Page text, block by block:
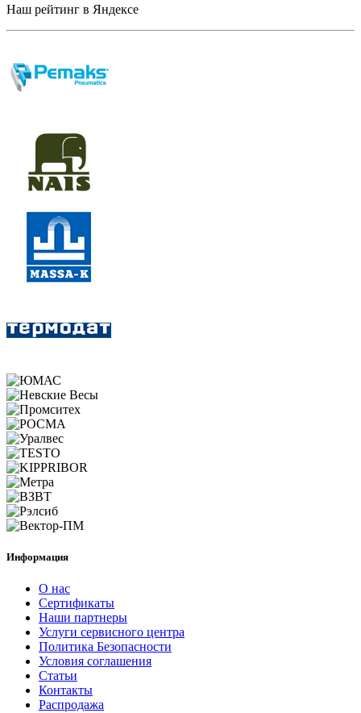
Наш рейтинг в Яндексе
Информация
О нас
Сертификаты
Наши партнеры
Услуги сервисного центра
Политика Безопасности
Условия соглашения
Статьи
Контакты
Распродажа